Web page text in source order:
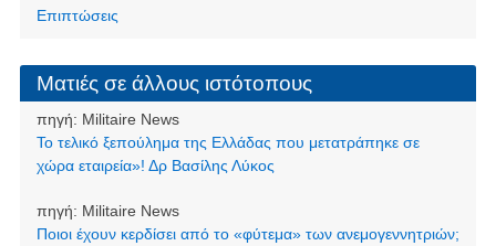
Επιπτώσεις
Ματιές σε άλλους ιστότοπους
πηγή: Militaire News
Το τελικό ξεπούλημα της Ελλάδας που μετατράπηκε σε
χώρα εταιρεία»! Δρ Βασίλης Λύκος
πηγή: Militaire News
Ποιοι έχουν κερδίσει από το «φύτεμα» των ανεμογεννητριών;